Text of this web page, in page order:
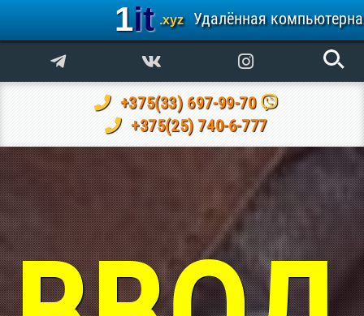
1it .xyz Удалённая
+375(33) 697-99-70
+375(25) 740-6-777